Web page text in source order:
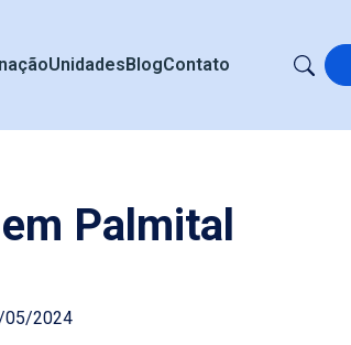
UnidadesBlogContato
Palmital
05/2024